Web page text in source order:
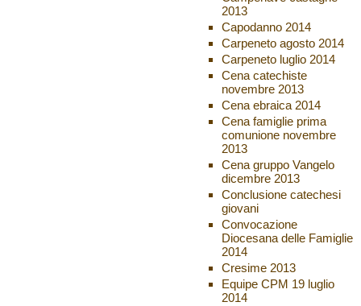
2013
Capodanno 2014
Carpeneto agosto 2014
Carpeneto luglio 2014
Cena catechiste
novembre 2013
Cena ebraica 2014
Cena famiglie prima
comunione novembre
2013
Cena gruppo Vangelo
dicembre 2013
Conclusione catechesi
giovani
Convocazione
Diocesana delle Famiglie
2014
Cresime 2013
Equipe CPM 19 luglio
2014